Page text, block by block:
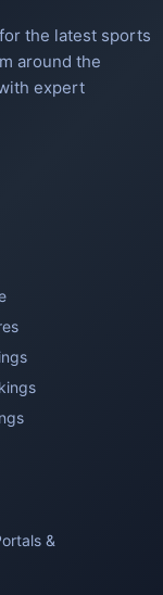
the latest sports
around the
expert
&